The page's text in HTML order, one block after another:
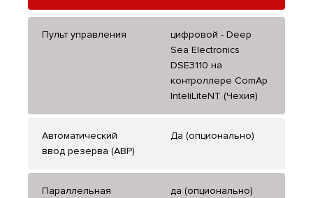
Пульт управления
цифровой - Deep
Sea Electronics
DSE3110 на
контроллере ComAp
InteliLiteNT (Чехия)
Автоматический
ввод резерва (АВР)
Да (опционально)
Параллельная
да (опционально)